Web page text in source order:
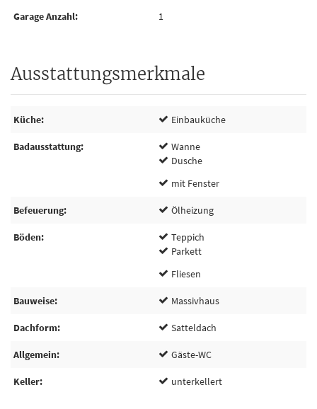
Garage Anzahl 1
Ausstattungsmerkmale
Küche Einbauküche
Badausstattung
Wanne
Dusche
mit Fenster
Befeuerung Ölheizung
Böden
Teppich
Parkett
Fliesen
Bauweise Massivhaus
Dachform Satteldach
Allgemein Gäste-WC
Keller unterkellert